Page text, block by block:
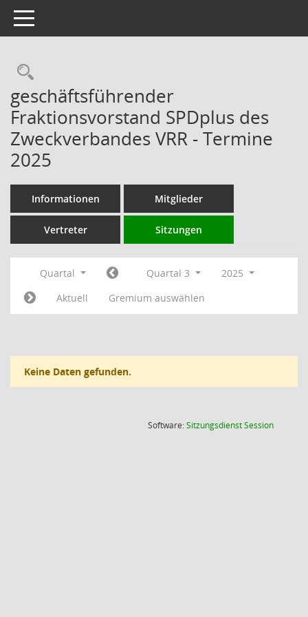
Toggle navigation
Rechercheauswahl
geschäftsführender
Fraktionsvorstand SPDplus des
Zweckverbandes VRR - Termine
2025
Informationen Mitglieder
Vertreter Sitzungen
Quartal Quartal 3
2025
Aktuell
Gremium auswählen
Keine Daten gefunden.
Software:SitzungsdienstSession(Wird in